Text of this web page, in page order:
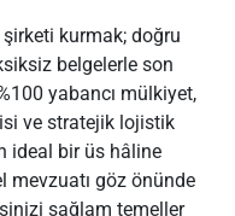
kurmak; doğru
belgelerle son
yabancı mülkiyet,
ve stratejik lojistik
ideal bir üs hâline
mevzuatı göz önünde
sağlam temeller